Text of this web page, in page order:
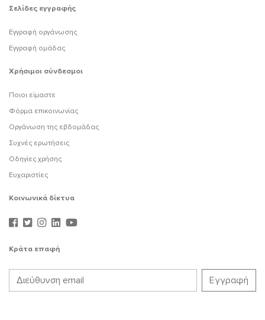
Σελίδες εγγραφής
Εγγραφή οργάνωσης
Εγγραφή ομάδας
Χρήσιμοι σύνδεσμοι
Ποιοι είμαστε
Φόρμα επικοινωνίας
Οργάνωση της εβδομάδας
Συχνές ερωτήσεις
Οδηγίες χρήσης
Ευχαριστίες
Κοινωνικά δίκτυα
Κράτα επαφή